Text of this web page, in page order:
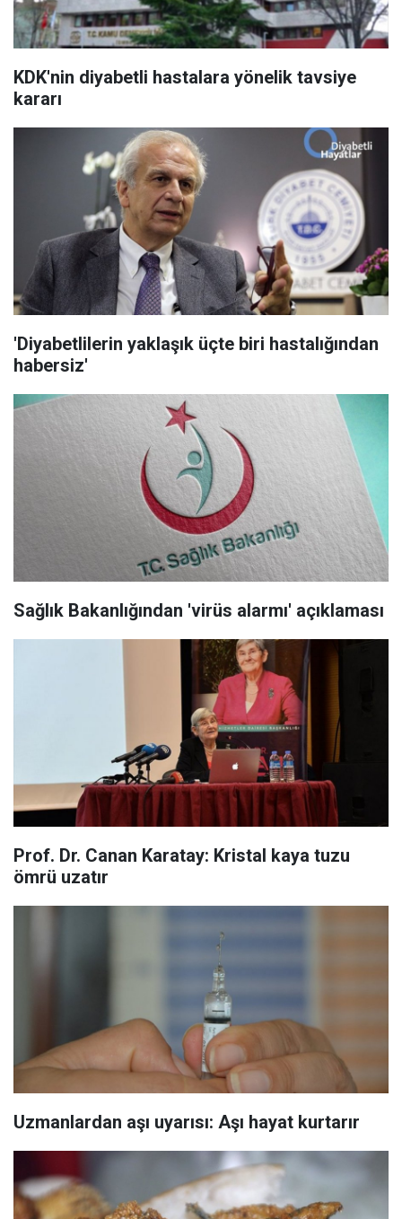
KDK'nin diyabetli hastalara yönelik tavsiye
kararı
'Diyabetlilerin yaklaşık üçte biri hastalığından
habersiz'
Sağlık Bakanlığından 'virüs alarmı' açıklaması
Prof. Dr. Canan Karatay: Kristal kaya tuzu
ömrü uzatır
Uzmanlardan aşı uyarısı: Aşı hayat kurtarır